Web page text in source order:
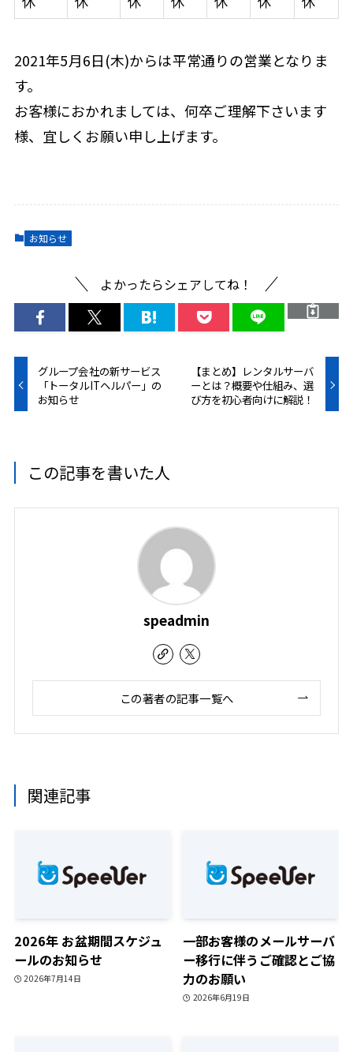
2021年5月6日(木)からは平常通りの営業となりま
す。
お客様におかれましては、何卒ご理解下さいます
様、宜しくお願い申し上げます。
お知らせ
よかったらシェアしてね！
グループ会社の新サービス
「トータルITヘルパー」の
お知らせ
【まとめ】レンタルサーバ
ーとは？概要や仕組み、選
び方を初心者向けに解説！
この記事を書いた人
speadmin
この著者の記事一覧へ
関連記事
2026年 お盆期間スケジュ
ールのお知らせ
2026年7月14日
一部お客様のメールサーバ
ー移行に伴うご確認とご協
力のお願い
2026年6月19日